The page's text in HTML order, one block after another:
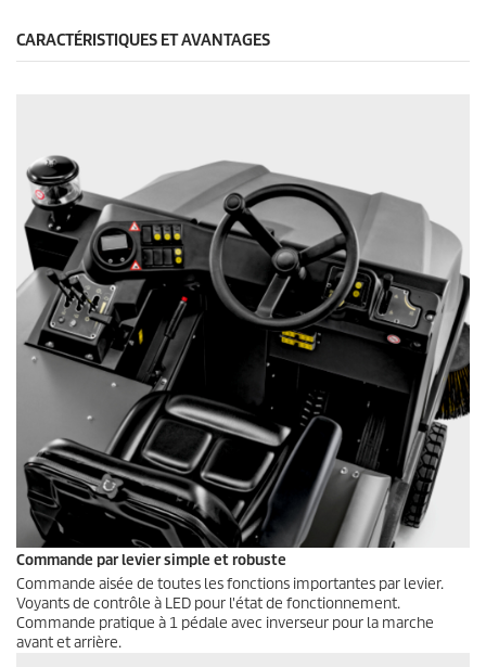
CARACTÉRISTIQUES ET AVANTAGES
Commande par levier simple et robuste
Commande aisée de toutes les fonctions importantes par levier.
Voyants de contrôle à LED pour l'état de fonctionnement.
Commande pratique à 1 pédale avec inverseur pour la marche
avant et arrière.